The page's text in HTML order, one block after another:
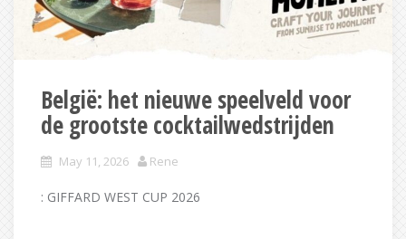
België: het nieuwe speelveld voor
de grootste cocktailwedstrijden
May 11, 2026 Rene
: GIFFARD WEST CUP 2026